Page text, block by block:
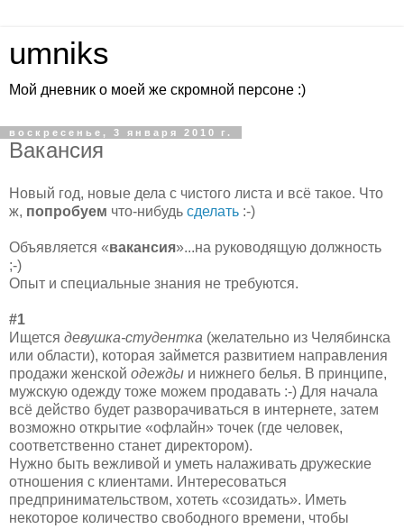
umniks
Мой дневник о моей же скромной персоне :)
воскресенье, 3 января 2010 г.
Вакансия
Новый год, новые дела с чистого листа и всё такое. Что
ж, попробуем что-нибудь сделать :-)
Объявляется «вакансия»...на руководящую должность
;-)
Опыт и специальные знания не требуются.
#1
Ищется девушка-студентка (желательно из Челябинска
или области), которая займется развитием направления
продажи женской одежды и нижнего белья. В принципе,
мужскую одежду тоже можем продавать :-) Для начала
всё действо будет разворачиваться в интернете, затем
возможно открытие «офлайн» точек (где человек,
соответственно станет директором).
Нужно быть вежливой и уметь налаживать дружеские
отношения с клиентами. Интересоваться
предпринимательством, хотеть «созидать». Иметь
некоторое количество свободного времени, чтобы